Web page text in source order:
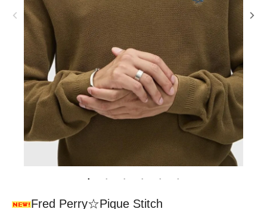
Fred Perry☆Pique Stitch